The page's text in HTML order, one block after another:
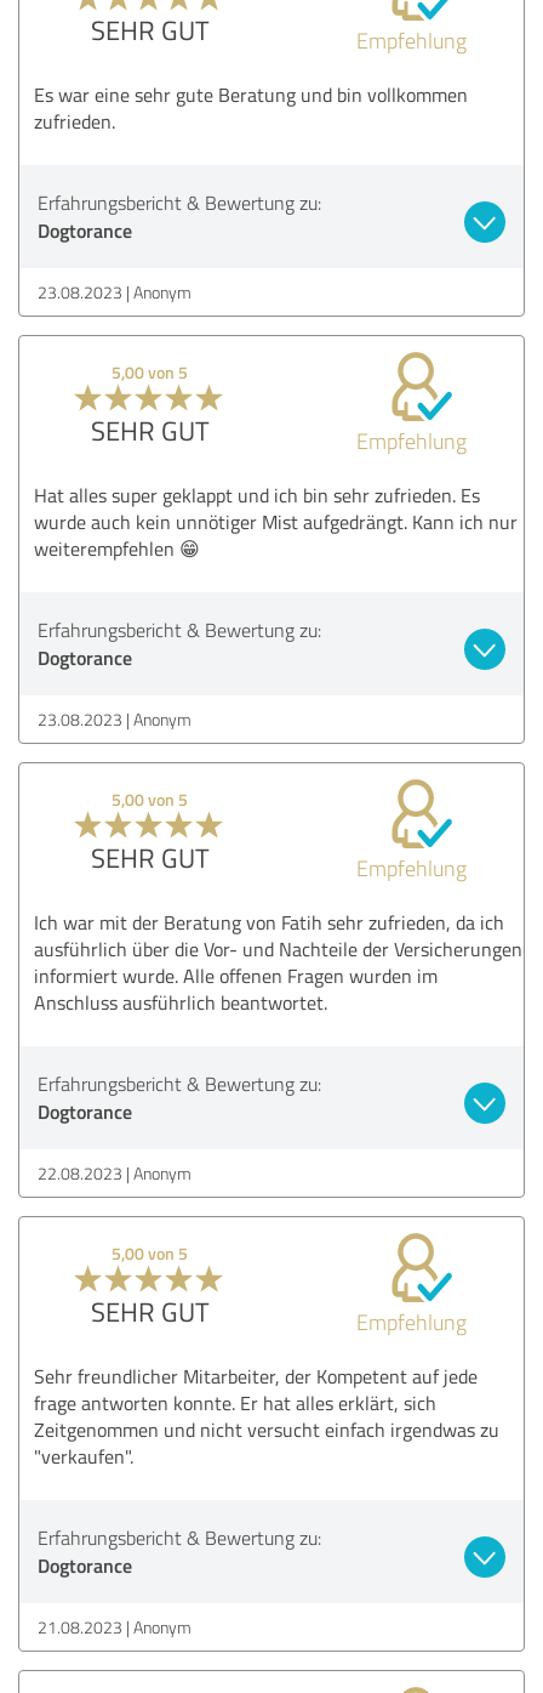
SEHR GUT Empfehlung
Es war eine sehr gute Beratung und bin vollkommen
zufrieden.
Erfahrungsbericht & Bewertung zu:
Dogtorance
23.08.2023 Anonym
5,00 von 5
SEHR GUT Empfehlung
Hat alles super geklappt und ich bin sehr zufrieden. Es
wurde auch kein unnötiger Mist aufgedrängt. Kann ich nur
weiterempfehlen 😁
Erfahrungsbericht & Bewertung zu:
Dogtorance
23.08.2023 Anonym
5,00 von 5
SEHR GUT Empfehlung
Ich war mit der Beratung von Fatih sehr zufrieden, da ich
ausführlich über die Vor- und Nachteile der Versicherungen
informiert wurde. Alle offenen Fragen wurden im
Anschluss ausführlich beantwortet.
Erfahrungsbericht & Bewertung zu:
Dogtorance
22.08.2023 Anonym
5,00 von 5
SEHR GUT Empfehlung
Sehr freundlicher Mitarbeiter, der Kompetent auf jede
frage antworten konnte. Er hat alles erklärt, sich
Zeitgenommen und nicht versucht einfach irgendwas zu
"verkaufen".
Erfahrungsbericht & Bewertung zu:
Dogtorance
21.08.2023 Anonym